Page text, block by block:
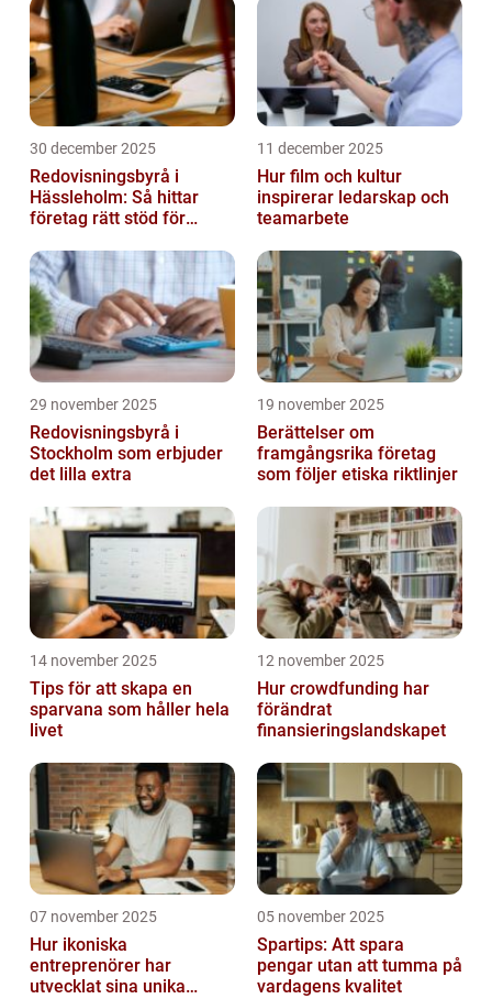
30 december 2025
Redovisningsbyrå i
Hässleholm: Så hittar
företag rätt stöd för
11 december 2025
Hur film och kultur
inspirerar ledarskap och
teamarbete
29 november 2025
Redovisningsbyrå i
Stockholm som erbjuder
det lilla extra
19 november 2025
Berättelser om
framgångsrika företag
som följer etiska riktlinjer
14 november 2025
Tips för att skapa en
sparvana som håller hela
livet
12 november 2025
Hur crowdfunding har
förändrat
finansieringslandskapet
07 november 2025
Hur ikoniska
entreprenörer har
utvecklat sina unika
05 november 2025
Spartips: Att spara
pengar utan att tumma på
vardagens kvalitet